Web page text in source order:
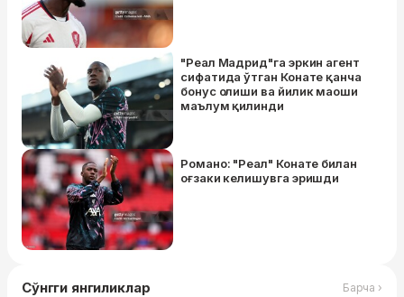
"Реал Мадрид"га эркин агент
сифатида ўтган Конате қанча
бонус олиши ва йилик маоши
маълум қилинди
Романо: "Реал" Конате билан
оғзаки келишувга эришди
Сўнгги янгиликлар Барча ›